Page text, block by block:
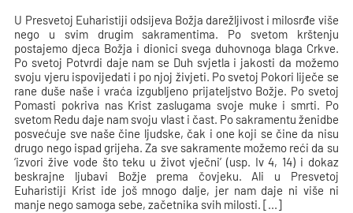
U Presvetoj Euharistiji odsijeva Božja darežljivost i milosrđe više
nego u svim drugim sakramentima. Po svetom krštenju
postajemo djeca Božja i dionici svega duhovnoga blaga Crkve.
Po svetoj Potvrdi daje nam se Duh svjetla i jakosti da možemo
svoju vjeru ispovijedati i po njoj živjeti. Po svetoj Pokori liječe se
rane duše naše i vraća izgubljeno prijateljstvo Božje. Po svetoj
Pomasti pokriva nas Krist zaslugama svoje muke i smrti. Po
svetom Redu daje nam svoju vlast i čast. Po sakramentu ženidbe
posvećuje sve naše čine ljudske, čak i one koji se čine da nisu
drugo nego ispad grijeha. Za sve sakramente možemo reći da su
‘izvori žive vode što teku u život vječni’ (usp. Iv 4, 14) i dokaz
beskrajne ljubavi Božje prema čovjeku. Ali u Presvetoj
Euharistiji Krist ide još mnogo dalje, jer nam daje ni više ni
manje nego samoga sebe, začetnika svih milosti. [...]